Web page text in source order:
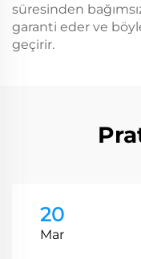
süresinden
garanti eder ve
geçirir.
20
Mar